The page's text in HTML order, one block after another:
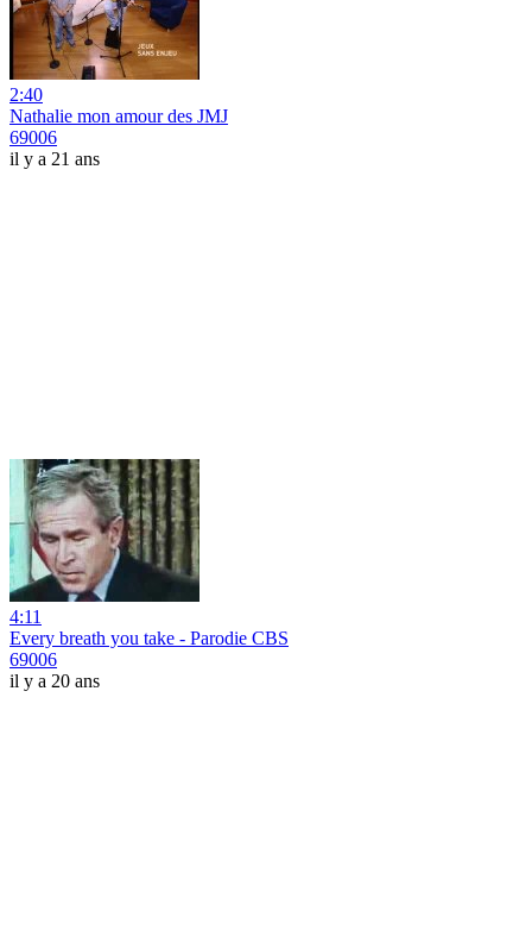
2:40
Nathalie mon amour des JMJ
69006
il y a 21 ans
4:11
Every breath you take - Parodie CBS
69006
il y a 20 ans